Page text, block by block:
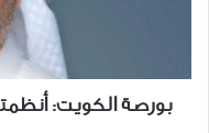
بورصة الكويت: